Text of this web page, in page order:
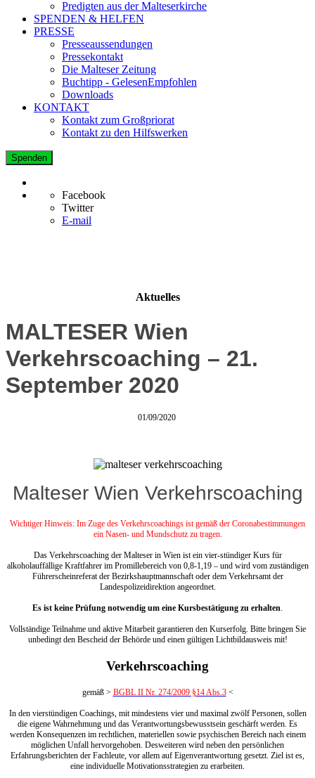
Predigten aus der Malteserkirche
SPENDEN & HELFEN
PRESSE
Presseaussendungen
Pressekontakt
Die Malteser Zeitung
Buchtipp - GelesenEmpfohlen
Downloads
KONTAKT
Kontakt zum Großpriorat
Kontakt zu den Hilfswerken
Spenden
Facebook
Twitter
E-mail
Aktuelles
MALTESER Wien
Verkehrscoaching – 21.
September 2020
01/09/2020
Malteser Wien Verkehrscoaching
Wichtiger Hinweis: Im Zuge des Verkehrscoachings ist gemäß der Coronabestimmungen
ein Nasen- und Mundschutz zu tragen.
Das Verkehrscoaching der Malteser in Wien ist ein vier-stündiger Kurs für
alkoholauffällige Kraftfahrer im Promillebereich von 0,8-1,19 – und wird vom zuständigen
Führerscheinreferat der Bezirkshauptmannschaft oder dem Verkehrsamt der
Landespolizeidirektion angeordnet.
Es ist keine Prüfung notwendig um eine Kursbestätigung zu erhalten.
Vollständige Teilnahme und aktive Mitarbeit garantieren den Kurserfolg. Bitte bringen Sie
unbedingt den Bescheid der Behörde und einen gültigen Lichtbildausweis mit!
Verkehrscoaching
gemäß > BGBL II Nr. 274/2009 §14 Abs.3<
In den vierstündigen Coachings, mit mindestens vier und maximal zwölf Personen, sollen
die eigene Wahrnehmung und das Verantwortungsbewusstsein geschärft werden. Es
werden Konsequenzen im rechtlichen, materiellen sowie psychischen Bereich nach einem
möglichen Unfall hervorgehoben. Desweiteren wird neben den persönlichen
Erfahrungsberichten der Fachleute, vor allem auf Eigenverantwortung gesetzt. Ziel ist es,
eine individuelle Motivationsstrategien zu erarbeiten.